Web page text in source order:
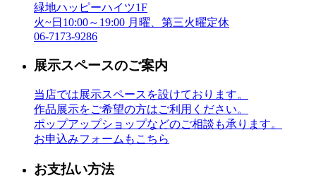
緑地ハッピーハイツ1F
火~日10:00～19:00 月曜、第三火曜定休
06-7173-9286
展示スペースのご案内
当店では展示スペースを設けております。
作品展示をご希望の方はご利用ください。
ポップアップショップなどのご相談も承ります。
お申込みフォームもこちら
お支払い方法